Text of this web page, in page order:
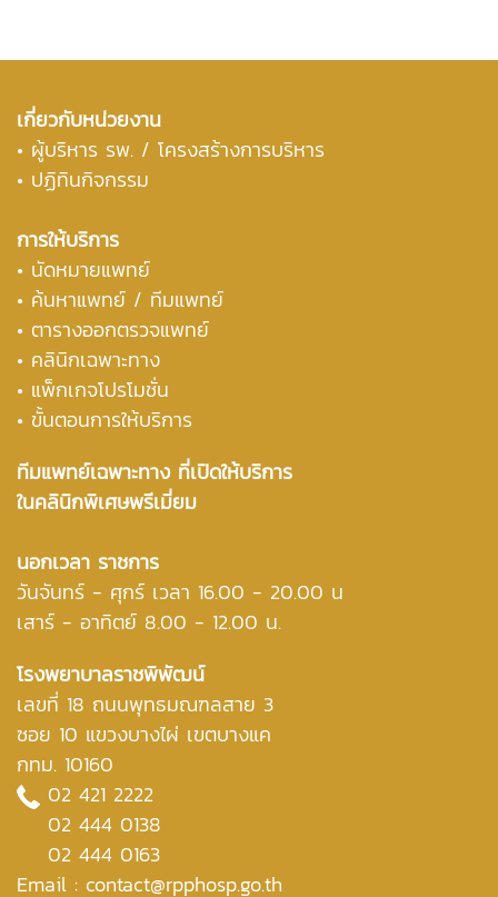
เกี่ยวกับหน่วยงาน
• ผู้บริหาร รพ. / โครงสร้างการบริหาร
• ปฏิทินกิจกรรม
การให้บริการ
• นัดหมายแพทย์
• ค้นหาแพทย์ / ทีมแพทย์
• ตารางออกตรวจแพทย์
• คลินิกเฉพาะทาง
• แพ็กเกจโปรโมชั่น
• ขั้นตอนการให้บริการ
ทีมแพทย์เฉพาะทาง ที่เปิดให้บริการ
ในคลินิกพิเศษพรีเมี่ยม
นอกเวลา ราชการ
วันจันทร์ - ศุกร์ เวลา 16.00 - 20.00 น
เสาร์ - อาทิตย์ 8.00 - 12.00 น.
โรงพยาบาลราชพิพัฒน์
เลขที่ 18 ถนนพุทธมณฑลสาย 3
ซอย 10 แขวงบางไผ่ เขตบางแค
กทม. 10160
02 421 2222
02 444 0138
02 444 0163
Email : contact@rpphosp.go.th